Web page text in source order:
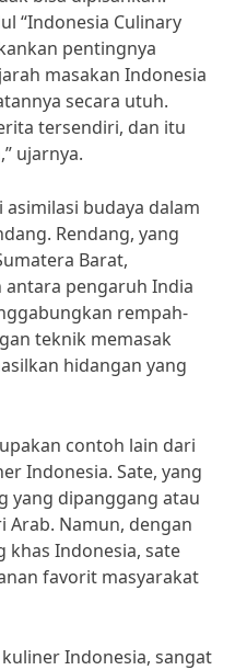
“Indonesia Culinary
pentingnya
masakan Indonesia
secara utuh.
tersendiri, dan itu
ujarnya.
budaya dalam
Rendang, yang
Barat,
pengaruh India
rempah-
teknik memasak
hidangan yang
contoh lain dari
Indonesia. Sate, yang
yang dipanggang atau
Arab. Namun, dengan
khas Indonesia, sate
favorit masyarakat
Indonesia, sangat